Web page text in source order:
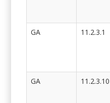
GA
11.2.3.1
GA
11.2.3.10